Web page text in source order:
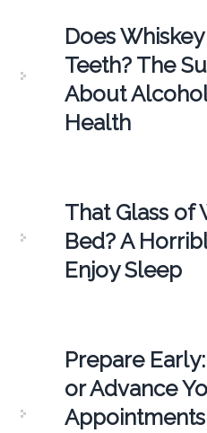
Does
Teeth? The
About
Health
That Glass of
Bed? A
Enjoy Sleep
Prepare
or Advance